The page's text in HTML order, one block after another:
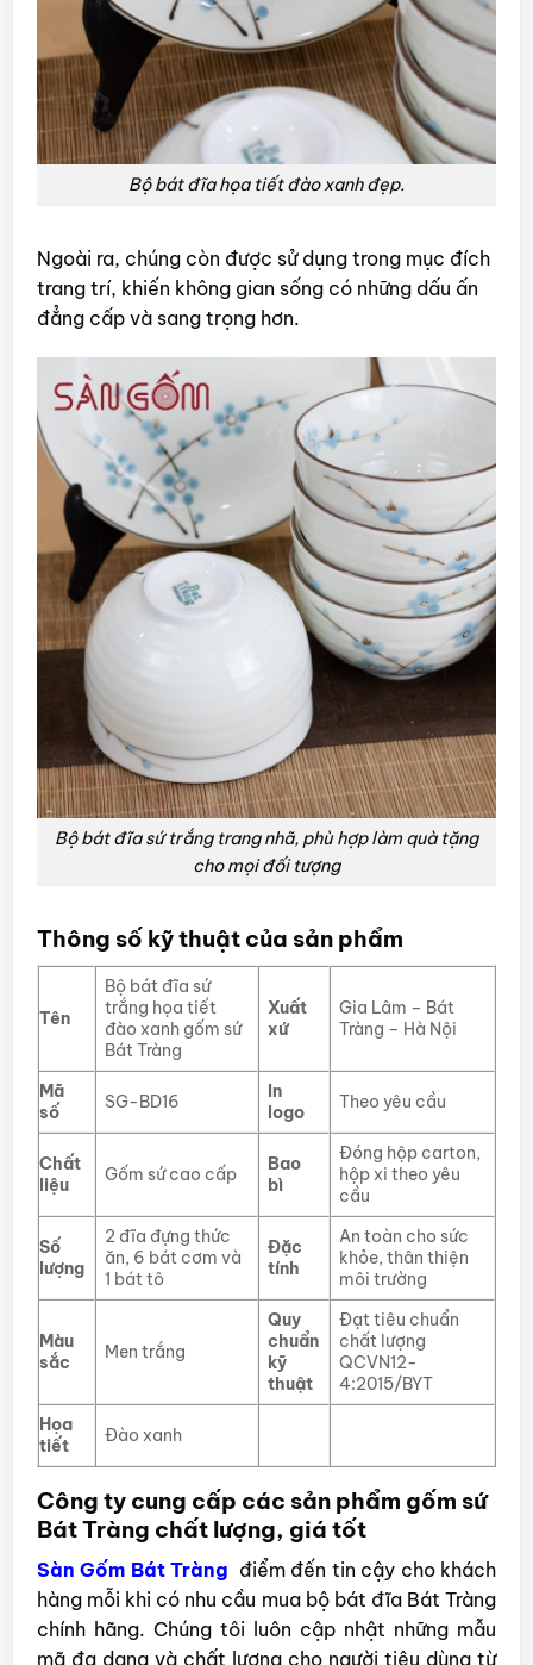
Bộ bát đĩa họa tiết đào xanh đẹp.
Ngoài ra, chúng còn được sử dụng trong mục đích
trang trí, khiến không gian sống có những dấu ấn
đẳng cấp và sang trọng hơn.
Bộ bát đĩa sứ trắng trang nhã, phù hợp làm quà tặng
cho mọi đối tượng
Thông số kỹ thuật của sản phẩm
Tên
Bộ bát đĩa sứ
trắng họa tiết
đào xanh gốm sứ
Bát Tràng
Xuất
xứ
Gia Lâm – Bát
Tràng – Hà Nội
Mã
số
SG-BD16
In
logo
Theo yêu cầu
Chất
liệu
Gốm sứ cao cấp
Bao
bì
Đóng hộp carton,
hộp xi theo yêu
cầu
Số
lượng
2 đĩa đựng thức
ăn, 6 bát cơm và
1 bát tô
Đặc
tính
An toàn cho sức
khỏe, thân thiện
môi trường
Màu
sắc
Men trắng
Quy
chuẩn
kỹ
thuật
Đạt tiêu chuẩn
chất lượng
QCVN12-
4:2015/BYT
Họa
tiết
Đào xanh
Công ty cung cấp các sản phẩm gốm sứ
Bát Tràng chất lượng, giá tốt
Sàn Gốm Bát Tràng điểm đến tin cậy cho khách
hàng mỗi khi có nhu cầu mua bộ bát đĩa Bát Tràng
chính hãng. Chúng tôi luôn cập nhật những mẫu
mã đa dạng và chất lượng cho người tiêu dùng từ